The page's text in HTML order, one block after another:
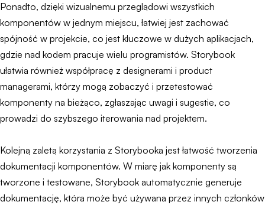
Ponadto, dzięki wizualnemu przeglądowi wszystkich
komponentów w jednym miejscu, łatwiej jest zachować
spójność w projekcie, co jest kluczowe w dużych aplikacjach,
gdzie nad kodem pracuje wielu programistów. Storybook
ułatwia również współpracę z designerami i product
managerami, którzy mogą zobaczyć i przetestować
komponenty na bieżąco, zgłaszając uwagi i sugestie, co
prowadzi do szybszego iterowania nad projektem.
Kolejną zaletą korzystania z Storybooka jest łatwość tworzenia
dokumentacji komponentów. W miarę jak komponenty są
tworzone i testowane, Storybook automatycznie generuje
dokumentację, która może być używana przez innych członków